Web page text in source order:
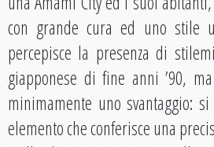
con grande cura ed uno stile
percepisce la presenza di
giapponese di fine anni ’90,
minimamente uno svantaggio:
elemento che conferisce una